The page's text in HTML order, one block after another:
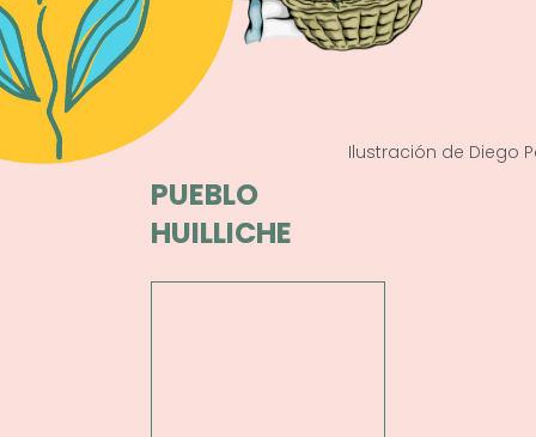
Ilustración de Diego
PUEBLO
HUILLICHE